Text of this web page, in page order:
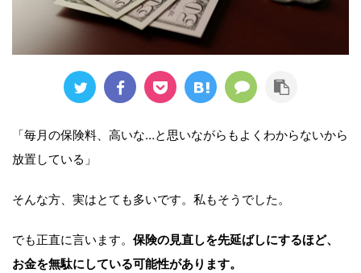
「毎月の保険料、高いな…と思いながらもよくわからないから
放置している」
そんな方、実はとても多いです。私もそうでした。
でも正直に言います。 保険の見直しを先延ばしにするほど、
お金を無駄にしている可能性があります。